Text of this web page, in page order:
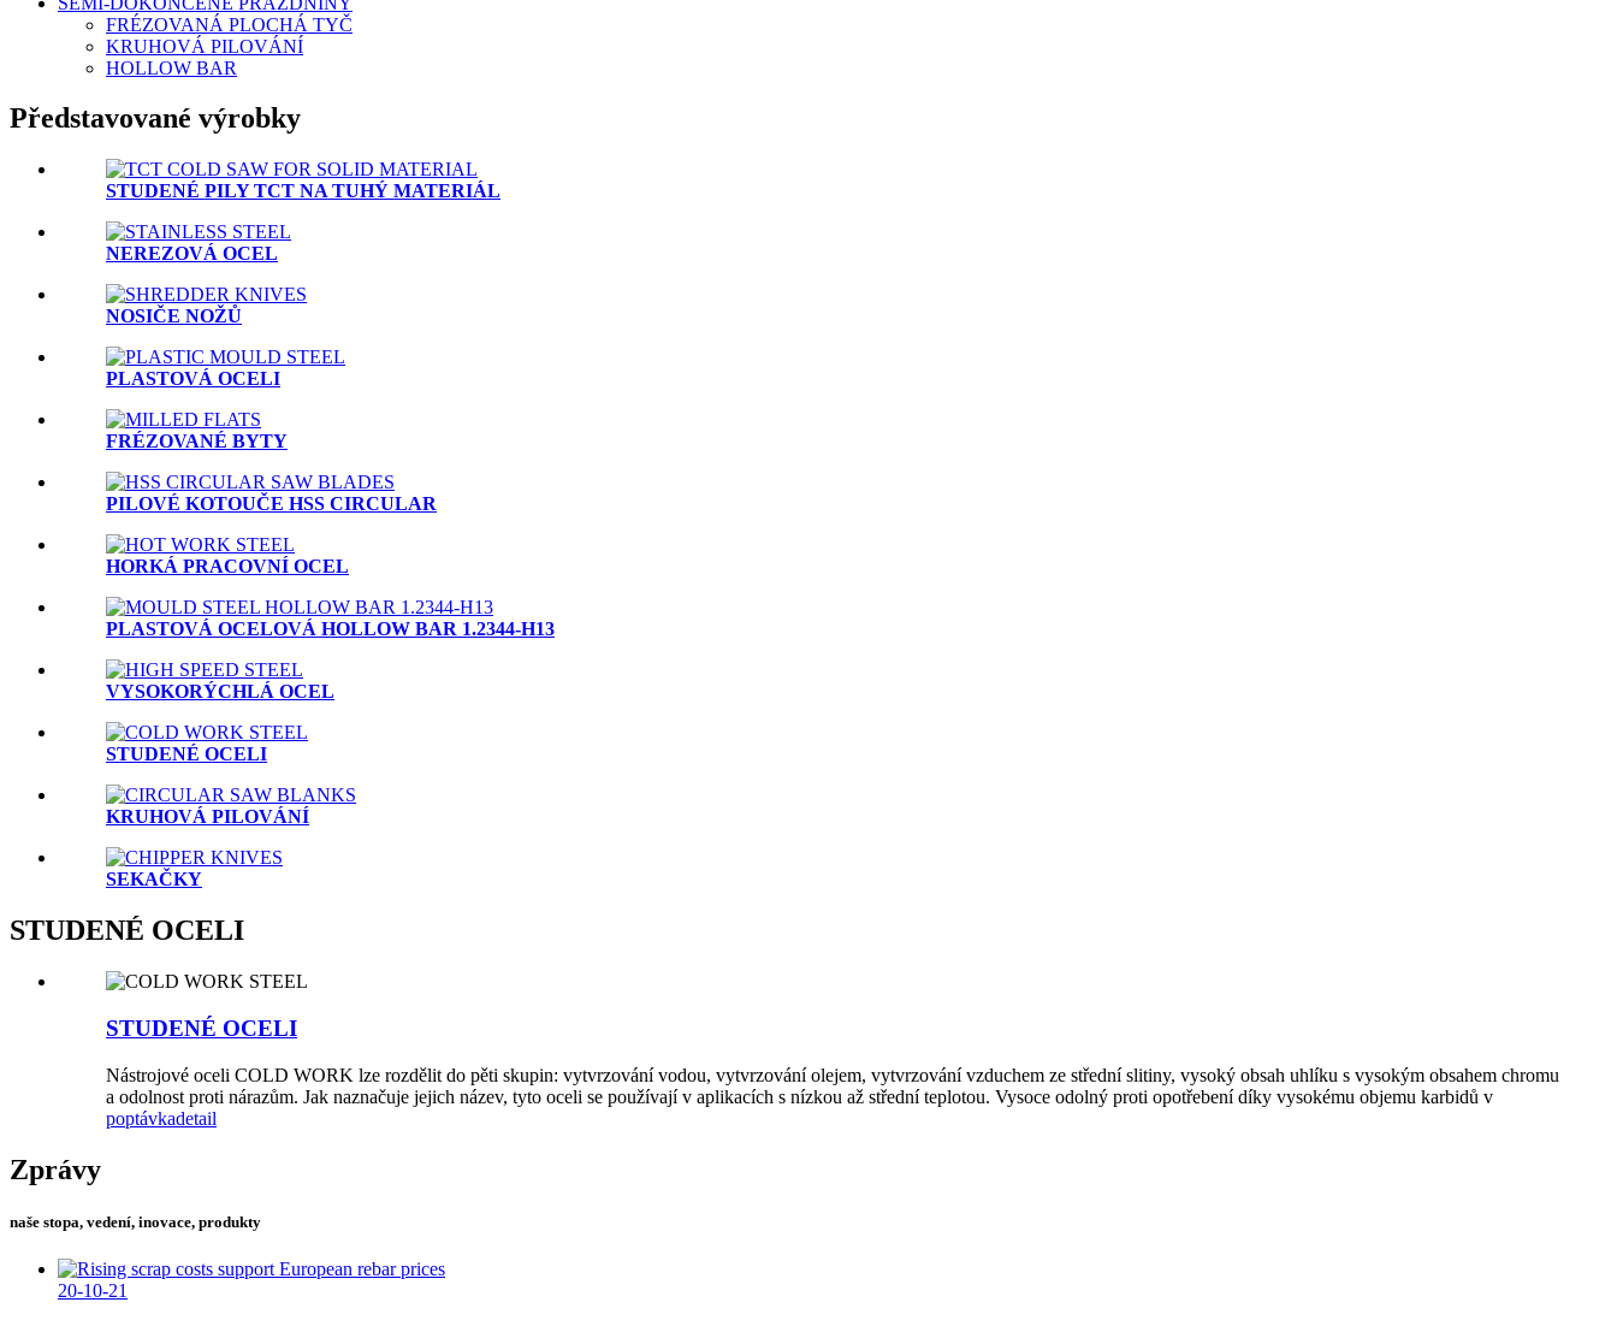
FRÉZOVANÁ PLOCHÁ TYČ
KRUHOVÁ PILOVÁNÍ
HOLLOW BAR
Představované výrobky
STUDENÉ PILY TCT NA TUHÝ MATERIÁL
NEREZOVÁ OCEL
NOSIČE NOŽŮ
PLASTOVÁ OCELI
FRÉZOVANÉ BYTY
PILOVÉ KOTOUČE HSS CIRCULAR
HORKÁ PRACOVNÍ OCEL
PLASTOVÁ OCELOVÁ HOLLOW BAR 1.2344-H13
VYSOKORÝCHLÁ OCEL
STUDENÉ OCELI
KRUHOVÁ PILOVÁNÍ
SEKAČKY
STUDENÉ OCELI
STUDENÉ OCELI
Nástrojové oceli COLD WORK lze rozdělit do pěti skupin: vytvrzování vodou, vytvrzování olejem, vytvrzování vzduchem ze střední slitiny, vysoký obsah uhlíku s vysokým obsahem chromu
a odolnost proti nárazům. Jak naznačuje jejich název, tyto oceli se používají v aplikacích s nízkou až střední teplotou. Vysoce odolný proti opotřebení díky vysokému objemu karbidů v
poptávkadetail
Zprávy
naše stopa, vedení, inovace, produkty
20-10-21